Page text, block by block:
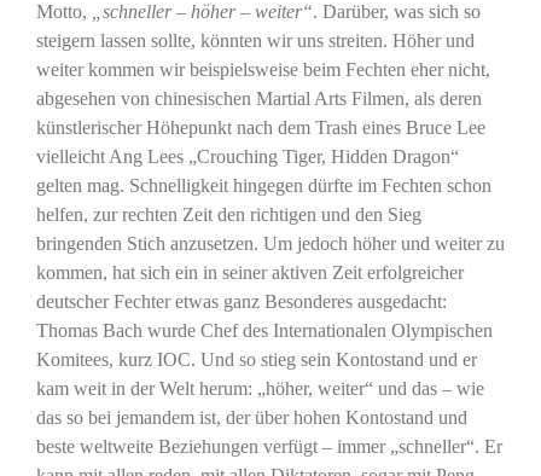
Motto,
„schneller – höher – weiter“. Darüber, was sich so
steigern lassen sollte, könnten wir uns streiten. Höher und
weiter kommen wir beispielsweise beim Fechten eher nicht,
abgesehen von chinesischen Martial Arts Filmen, als deren
künstlerischer Höhepunkt nach dem Trash eines Bruce Lee
vielleicht Ang Lees „Crouching Tiger, Hidden Dragon“
gelten mag. Schnelligkeit hingegen dürfte im Fechten schon
helfen, zur rechten Zeit den richtigen und den Sieg
bringenden Stich anzusetzen. Um jedoch höher und weiter zu
kommen, hat sich ein in seiner aktiven Zeit erfolgreicher
deutscher Fechter etwas ganz Besonderes ausgedacht:
Thomas Bach wurde Chef des Internationalen Olympischen
Komitees, kurz IOC. Und so stieg sein Kontostand und er
kam weit in der Welt herum: „höher, weiter“ und das – wie
das so bei jemandem ist, der über hohen Kontostand und
beste weltweite Beziehungen verfügt – immer „schneller“. Er